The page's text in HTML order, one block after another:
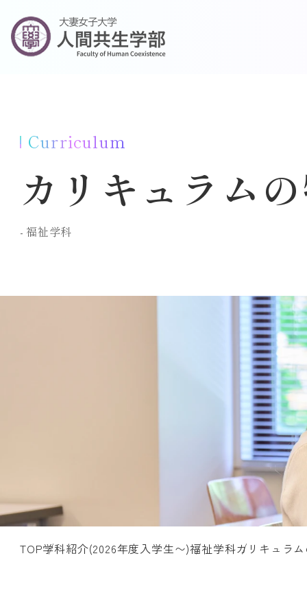
Curriculum
カリキュラム
福祉学科
TOP学科紹介(2026年度入学生〜)福祉学科カリキュラ